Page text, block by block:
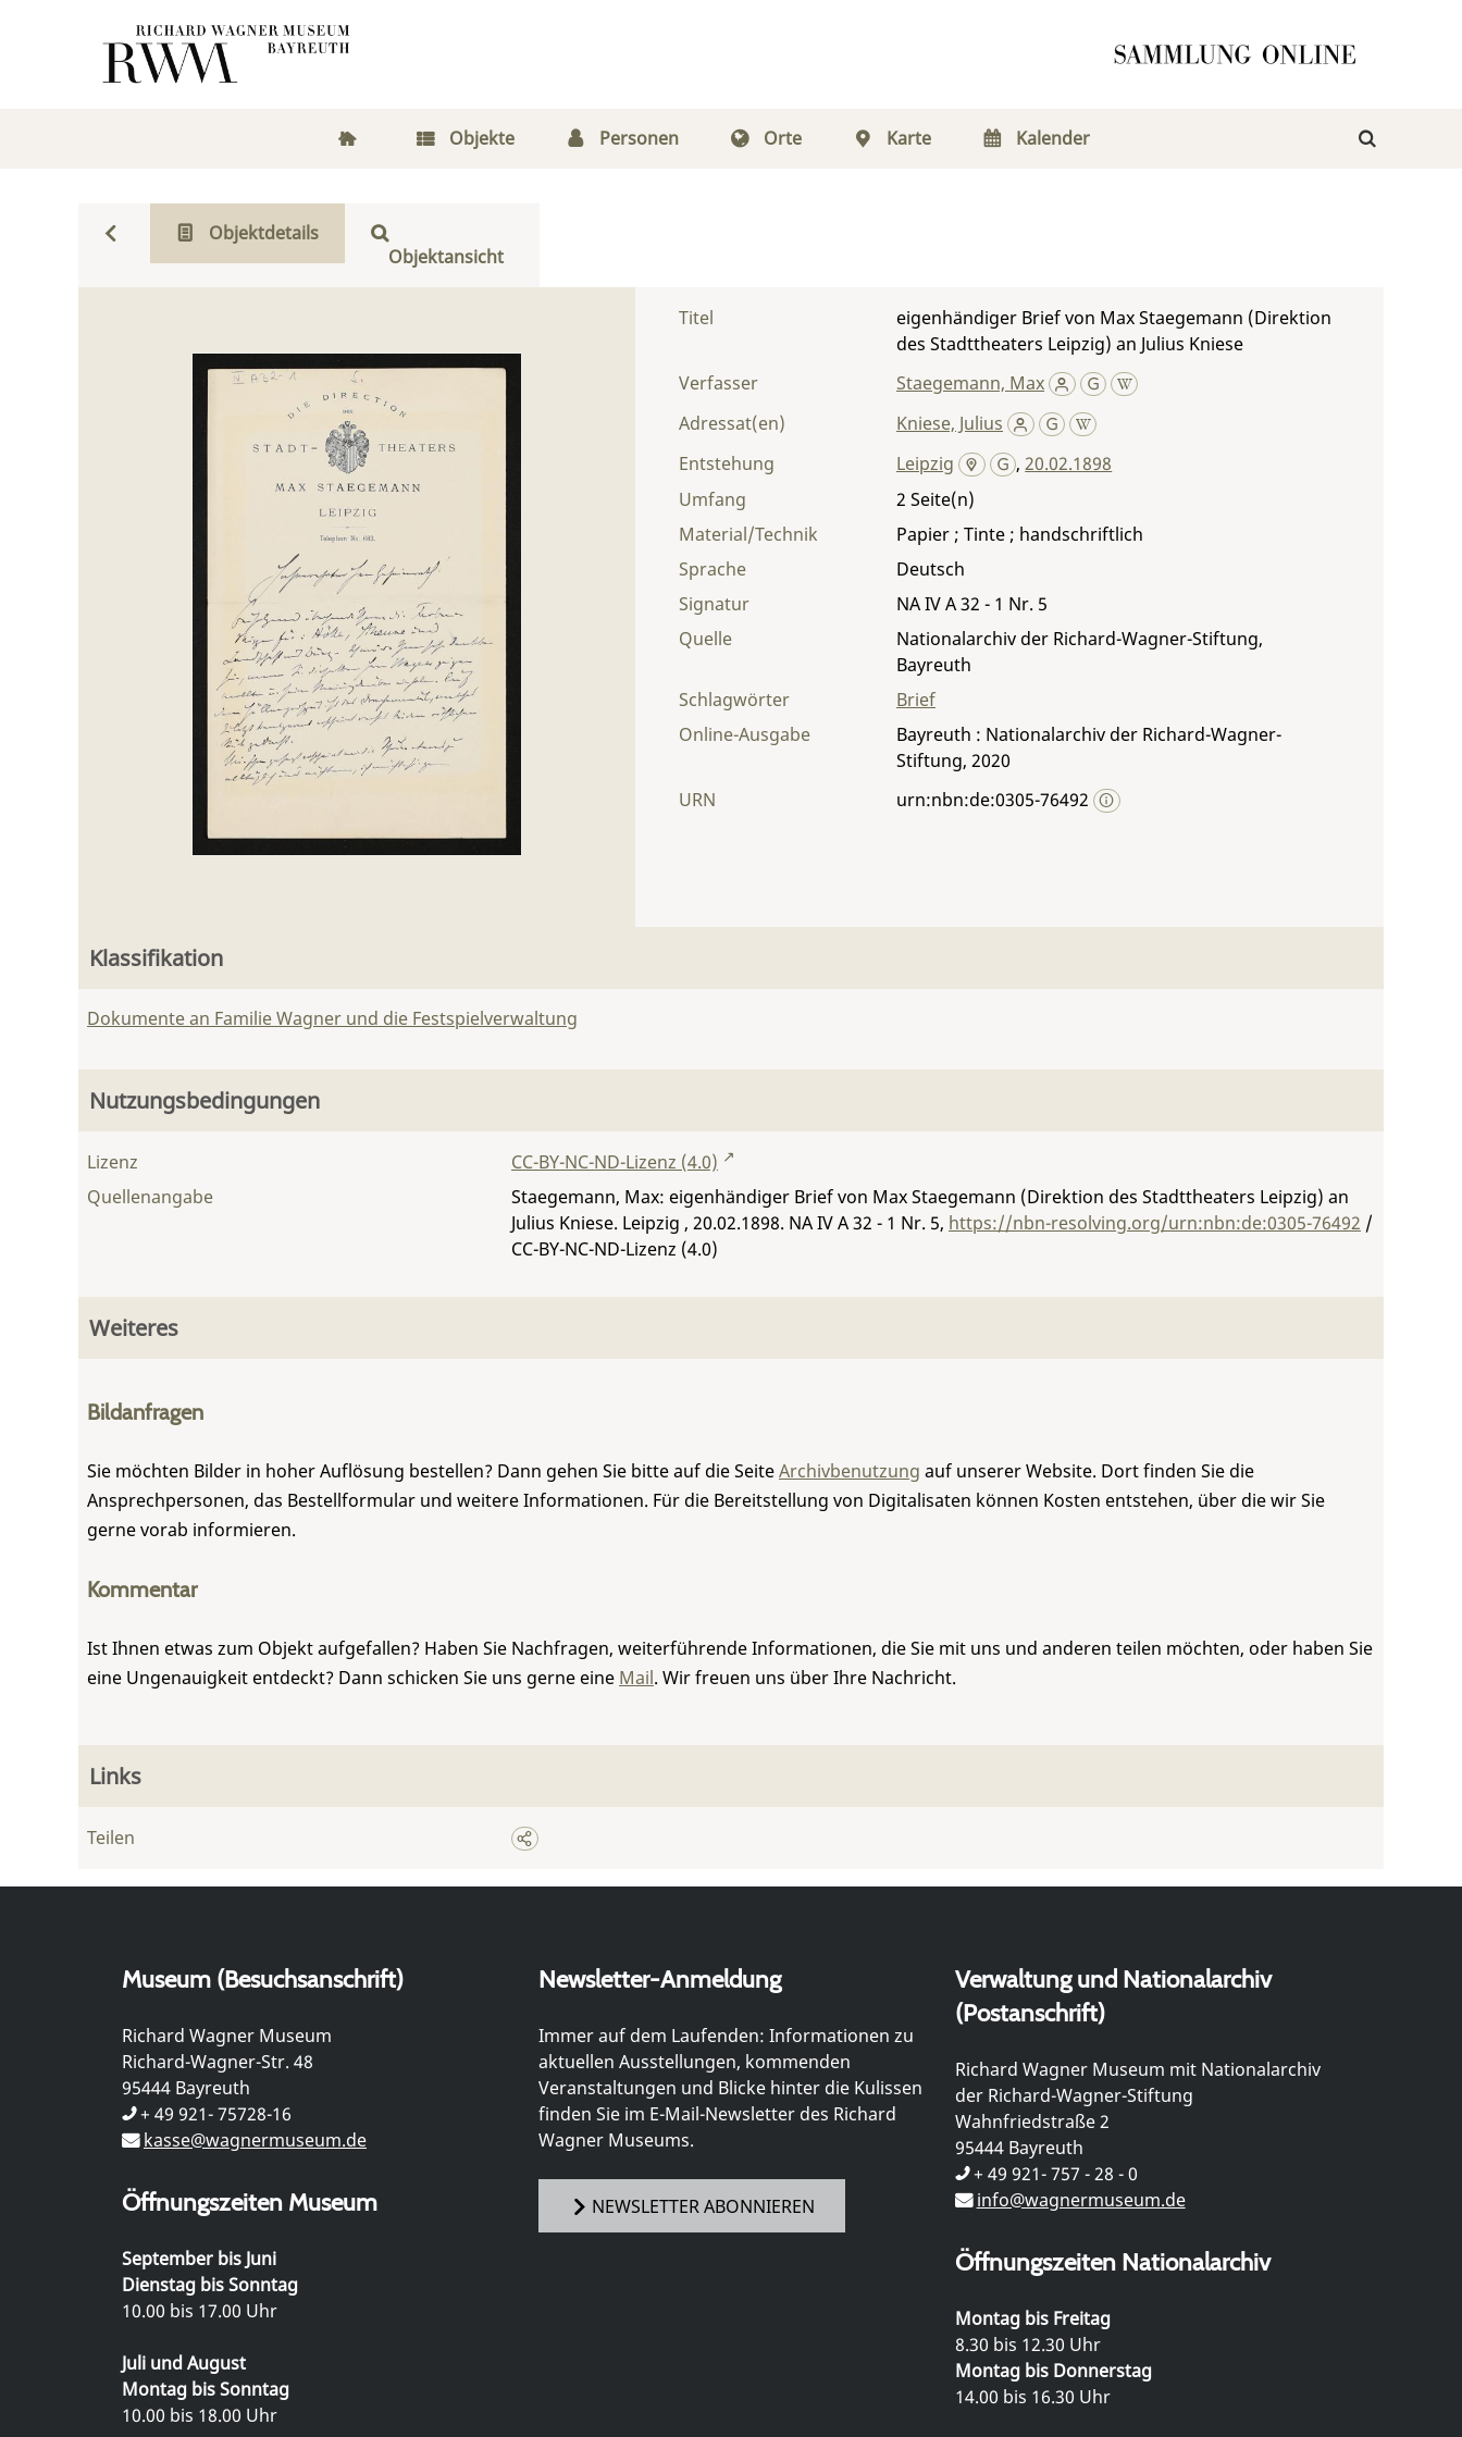
Objekte Personen Orte Karte Kalender
Objektdetails
Objektansicht
Titel
eigenhändiger Brief von Max Staegemann (Direktion
des Stadttheaters Leipzig) an Julius Kniese
Verfasser
Staegemann, Max
Adressat(en)
Kniese, Julius
Entstehung
Leipzig ,20.02.1898
Umfang
2
Material/Technik
Papier ; Tinte ; handschriftlich
Sprache
Deutsch
Signatur
NA IV A 32 - 1 Nr. 5
Quelle
Nationalarchiv der Richard-Wagner-Stiftung,
Bayreuth
Schlagwörter
Brief
Online-Ausgabe
Bayreuth : Nationalarchiv der Richard-Wagner-
Stiftung, 2020
URN
urn:nbn:de:0305-76492
Klassifikation
Dokumente an Familie Wagner und die Festspielverwaltung
Nutzungsbedingungen
Lizenz
CC-BY-NC-ND-Lizenz (4.0)
Quellenangabe
Staegemann, Max: eigenhändiger Brief von Max Staegemann (Direktion des Stadttheaters Leipzig) an
Julius Kniese. Leipzig , 20.02.1898. NA IV A 32 - 1 Nr. 5, https://nbn-resolving.org/urn:nbn:de:0305-76492 /
CC-BY-NC-ND-Lizenz (4.0)
Weiteres
Bildanfragen
Sie möchten Bilder in hoher Auflösung bestellen? Dann gehen Sie bitte auf die SeiteArchivbenutzung auf unserer Website. Dort finden Sie die
Ansprechpersonen, das Bestellformular und weitere Informationen. Für die Bereitstellung von Digitalisaten können Kosten entstehen, über die wir Sie
gerne vorab informieren.
Kommentar
Ist Ihnen etwas zum Objekt aufgefallen? Haben Sie Nachfragen, weiterführende Informationen, die Sie mit uns und anderen teilen möchten, oder haben Sie
eine Ungenauigkeit entdeckt? Dann schicken Sie uns gerne eine Mail. Wir freuen uns über Ihre Nachricht.
Links
Teilen
Museum (Besuchsanschrift)
Richard Wagner Museum
Richard-Wagner-Str. 48
95444 Bayreuth
+ 49 921- 75728-16
kasse@wagnermuseum.de
Öffnungszeiten Museum
September bis Juni
Dienstag bis Sonntag
10.00 bis 17.00 Uhr
Juli und August
Montag bis Sonntag
10.00 bis 18.00 Uhr
Newsletter-Anmeldung
Immer auf dem Laufenden: Informationen zu
aktuellen Ausstellungen, kommenden
Veranstaltungen und Blicke hinter die Kulissen
finden Sie im E-Mail-Newsletter des Richard
Wagner Museums.
NEWSLETTER ABONNIEREN
Verwaltung und Nationalarchiv
(Postanschrift)
Richard Wagner Museum mit Nationalarchiv
der Richard-Wagner-Stiftung
Wahnfriedstraße 2
95444 Bayreuth
+ 49 921- 757 - 28 - 0
info@wagnermuseum.de
Öffnungszeiten Nationalarchiv
Montag bis Freitag
8.30 bis 12.30 Uhr
Montag bis Donnerstag
14.00 bis 16.30 Uhr